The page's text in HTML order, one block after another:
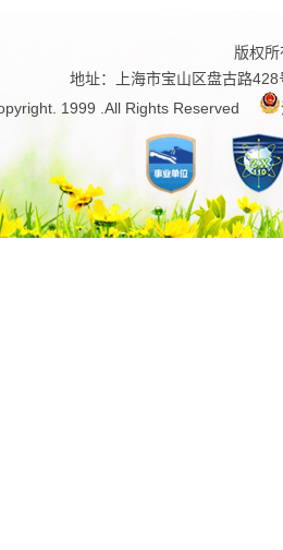
版权
地址：上海市宝山区盘古路
1999 .All Rights Reserved